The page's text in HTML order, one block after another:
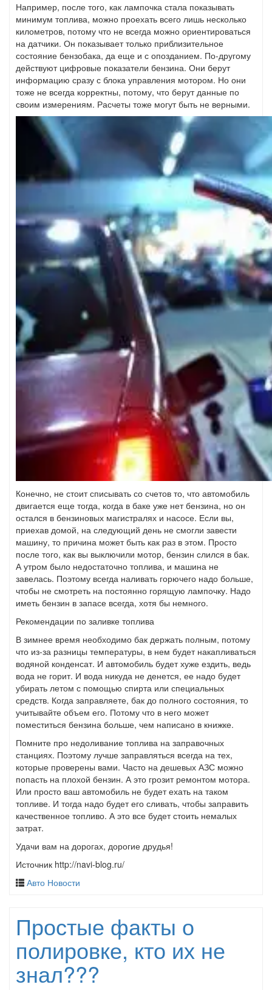
Например, после того, как лампочка стала показывать
минимум топлива, можно проехать всего лишь несколько
километров, потому что не всегда можно ориентироваться
на датчики. Он показывает только приблизительное
состояние бензобака, да еще и с опозданием. По-другому
действуют цифровые показатели бензина. Они берут
информацию сразу с блока управления мотором. Но они
тоже не всегда корректны, потому, что берут данные по
своим измерениям. Расчеты тоже могут быть не верными.
Конечно, не стоит списывать со счетов то, что автомобиль
двигается еще тогда, когда в баке уже нет бензина, но он
остался в бензиновых магистралях и насосе. Если вы,
приехав домой, на следующий день не смогли завести
машину, то причина может быть как раз в этом. Просто
после того, как вы выключили мотор, бензин слился в бак.
А утром было недостаточно топлива, и машина не
завелась. Поэтому всегда наливать горючего надо больше,
чтобы не смотреть на постоянно горящую лампочку. Надо
иметь бензин в запасе всегда, хотя бы немного.
Рекомендации по заливке топлива
В зимнее время необходимо бак держать полным, потому
что из-за разницы температуры, в нем будет накапливаться
водяной конденсат. И автомобиль будет хуже ездить, ведь
вода не горит. И вода никуда не денется, ее надо будет
убирать летом с помощью спирта или специальных
средств. Когда заправляете, бак до полного состояния, то
учитывайте объем его. Потому что в него может
поместиться бензина больше, чем написано в книжке.
Помните про недоливание топлива на заправочных
станциях. Поэтому лучше заправляться всегда на тех,
которые проверены вами. Часто на дешевых АЗС можно
попасть на плохой бензин. А это грозит ремонтом мотора.
Или просто ваш автомобиль не будет ехать на таком
топливе. И тогда надо будет его сливать, чтобы заправить
качественное топливо. А это все будет стоить немалых
затрат.
Удачи вам на дорогах, дорогие друдья!
Источник http://navi-blog.ru/
Авто Новости
Простые факты о
полировке, кто их не
знал???